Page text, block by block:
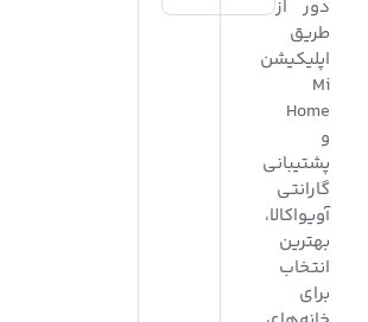
دور از
طریق
اپلیکیشن
Mi
Home
و
پشتیبانی
گارانتی
آویواکالا،
بهترین
انتخاب
برای